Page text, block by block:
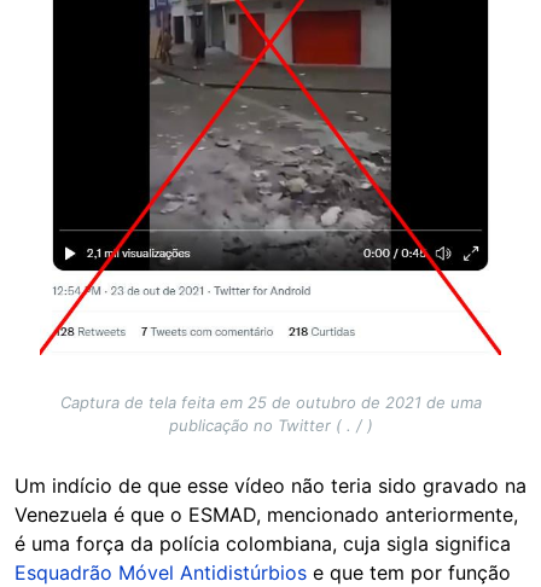
Captura de tela feita em 25 de outubro de 2021 de uma
publicação no Twitter ( . / )
Um indício de que esse vídeo não teria sido gravado na
Venezuela é que o ESMAD, mencionado anteriormente,
é uma força da polícia colombiana, cuja sigla significa
Esquadrão Móvel Antidistúrbios e que tem por função